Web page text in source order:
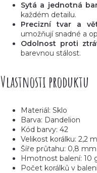
Sytá a jednotná
každém detailu.
Precizní tvar a
umožňují snadné a
Odolnost proti
barevnou stálost.
Vlastnosti produktu
Materiál: Sklo
Barva: Dandelion
Kód barvy: 42
Velikost korálku: 2,2
Šíře průtahu: 0,8 mm
Hmotnost balení: 10
Počet korálků v